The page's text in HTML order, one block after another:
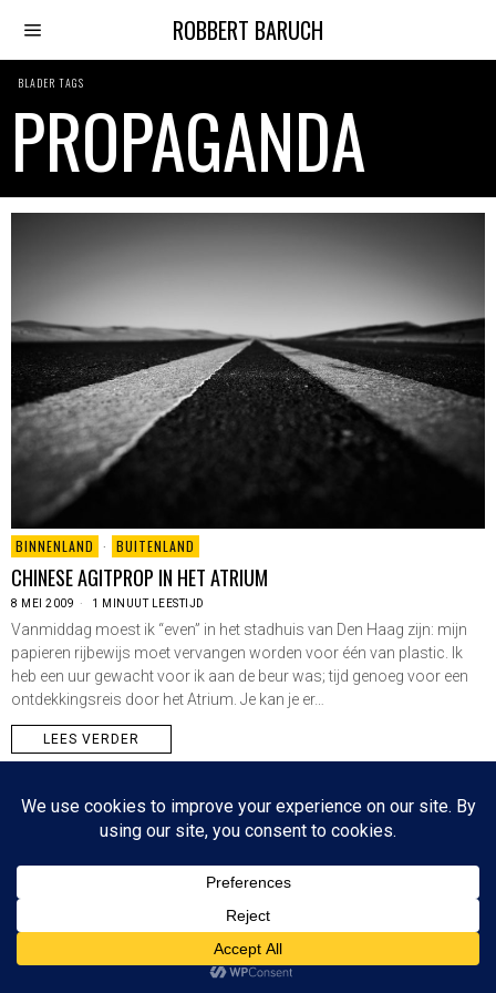
ROBBERT BARUCH
BLADER TAGS
PROPAGANDA
BINNENLAND · BUITENLAND
CHINESE AGITPROP IN HET ATRIUM
8 MEI 2009 1 MINUUT LEESTIJD
Vanmiddag moest ik “even” in het stadhuis van Den Haag zijn: mijn
papieren rijbewijs moet vervangen worden voor één van plastic. Ik
heb een uur gewacht voor ik aan de beur was; tijd genoeg voor een
ontdekkingsreis door het Atrium. Je kan je er…
LEES VERDER
Since 2003 © All Rights Reserved | Foto's Robbert Baruch tenzij anders vermeld
NIEUWSBRIEF CONTACT
BOVEN